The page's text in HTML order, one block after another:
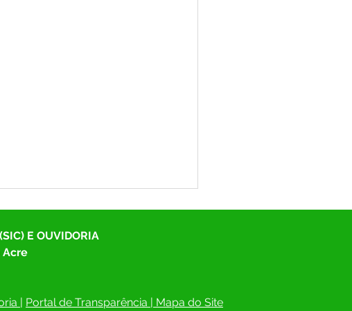
E OUVIDORIA
Acre
Portal de Transparência Mapa do Site